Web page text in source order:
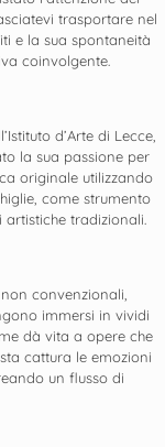
trasportare nel
e la sua spontaneità
coinvolgente.
d’Arte di Lecce,
la sua passione per
originale utilizzando
come strumento
tradizionali.
convenzionali,
immersi in vividi
dà vita a opere che
cattura le emozioni
un flusso di